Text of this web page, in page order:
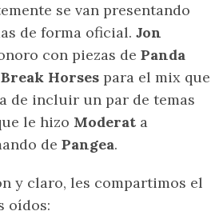
se van presentando
de forma oficial. Jon
con piezas de Panda
Horses para el mix que
de incluir un par de temas
le hizo Moderat a
de Pangea.
y claro, les compartimos el
oídos: